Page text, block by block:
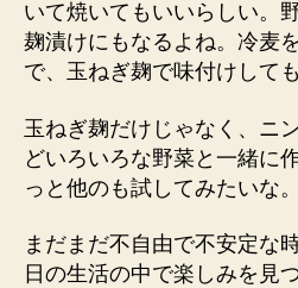
いて焼いてもいいらしい。
麹漬けにもなるよね。冷麦
で、玉ねぎ麹で味付けして
玉ねぎ麹だけじゃなく、ニ
どいろいろな野菜と一緒に
っと他のも試してみたいな。
まだまだ不自由で不安定な
日の生活の中で楽しみを見